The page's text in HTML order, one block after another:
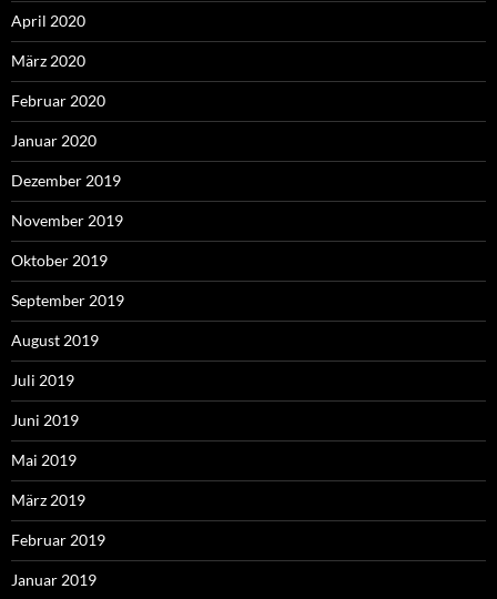
April 2020
März 2020
Februar 2020
Januar 2020
Dezember 2019
November 2019
Oktober 2019
September 2019
August 2019
Juli 2019
Juni 2019
Mai 2019
März 2019
Februar 2019
Januar 2019